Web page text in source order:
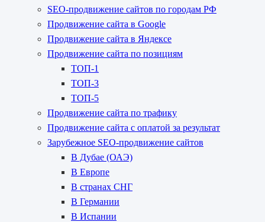
SEO-продвижение сайтов по городам РФ
Продвижение сайта в Google
Продвижение сайта в Яндексе
Продвижение сайта по позициям
ТОП-1
ТОП-3
ТОП-5
Продвижение сайта по трафику
Продвижение сайта с оплатой за результат
Зарубежное SEO-продвижение сайтов
В Дубае (ОАЭ)
В Европе
В странах СНГ
В Германии
В Испании